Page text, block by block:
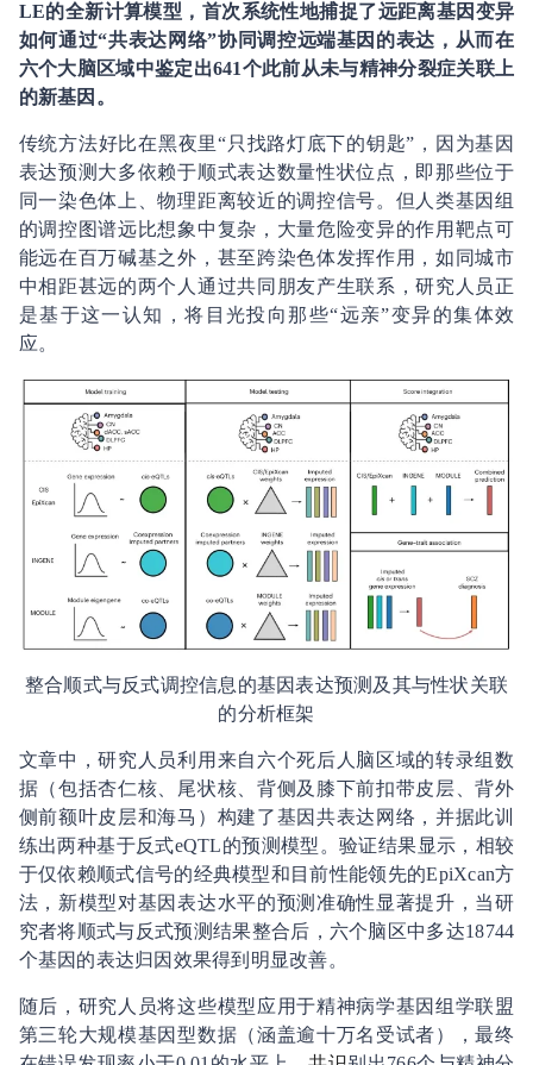
LE的全新计算模型，首次系统性地捕捉了远距离基因变异
如何通过“共表达网络”协同调控远端基因的表达，从而在
六个大脑区域中鉴定出641个此前从未与精神分裂症关联上
的新基因。
传统方法好比在黑夜里“只找路灯底下的钥匙”，因为基因
表达预测大多依赖于顺式表达数量性状位点，即那些位于
同一染色体上、物理距离较近的调控信号。但人类基因组
的调控图谱远比想象中复杂，大量危险变异的作用靶点可
能远在百万碱基之外，甚至跨染色体发挥作用，如同城市
中相距甚远的两个人通过共同朋友产生联系，研究人员正
是基于这一认知，将目光投向那些“远亲”变异的集体效
应。
整合顺式与反式调控信息的基因表达预测及其与性状关联
的分析框架
文章中，研究人员利用来自六个死后人脑区域的转录组数
据（包括杏仁核、尾状核、背侧及膝下前扣带皮层、背外
侧前额叶皮层和海马）构建了基因共表达网络，并据此训
练出两种基于反式eQTL的预测模型。验证结果显示，相较
于仅依赖顺式信号的经典模型和目前性能领先的EpiXcan方
法，新模型对基因表达水平的预测准确性显著提升，当研
究者将顺式与反式预测结果整合后，六个脑区中多达18744
个基因的表达归因效果得到明显改善。
随后，研究人员将这些模型应用于精神病学基因组学联盟
第三轮大规模基因型数据（涵盖逾十万名受试者），最终